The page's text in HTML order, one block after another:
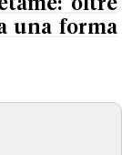
una forma